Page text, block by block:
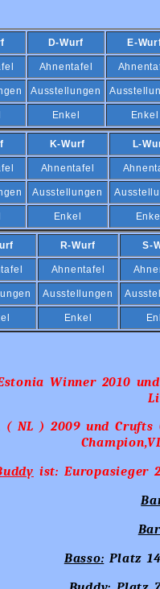
D-Wurf E-
Ahnentafel
Ausstellungen
Enkel Enkel
K-Wurf L-
Ahnentafel
Ausstellungen
Enkel Enkel
R-Wurf S-
Ahnentafel
Ausstellungen
Enkel
Winner 2010
NL ) 2009 und Crufts
ist:Europasieger
Basso: Platz